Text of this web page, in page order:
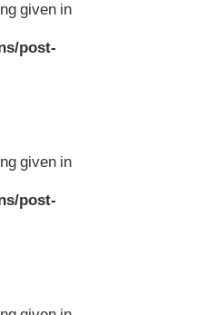
given in
post-
given in
post-